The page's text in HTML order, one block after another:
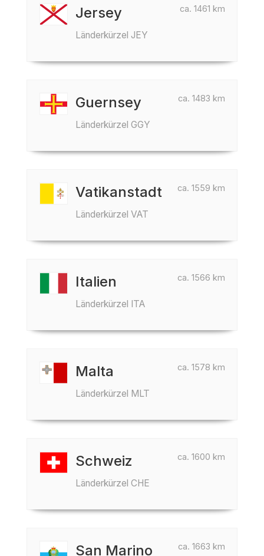
ca. 1461 km
Jersey
Länderkürzel JEY
ca. 1483 km
Guernsey
Länderkürzel GGY
ca. 1559 km
Vatikanstadt
Länderkürzel VAT
ca. 1566 km
Italien
Länderkürzel ITA
ca. 1578 km
Malta
Länderkürzel MLT
ca. 1600 km
Schweiz
Länderkürzel CHE
ca. 1663 km
San Marino